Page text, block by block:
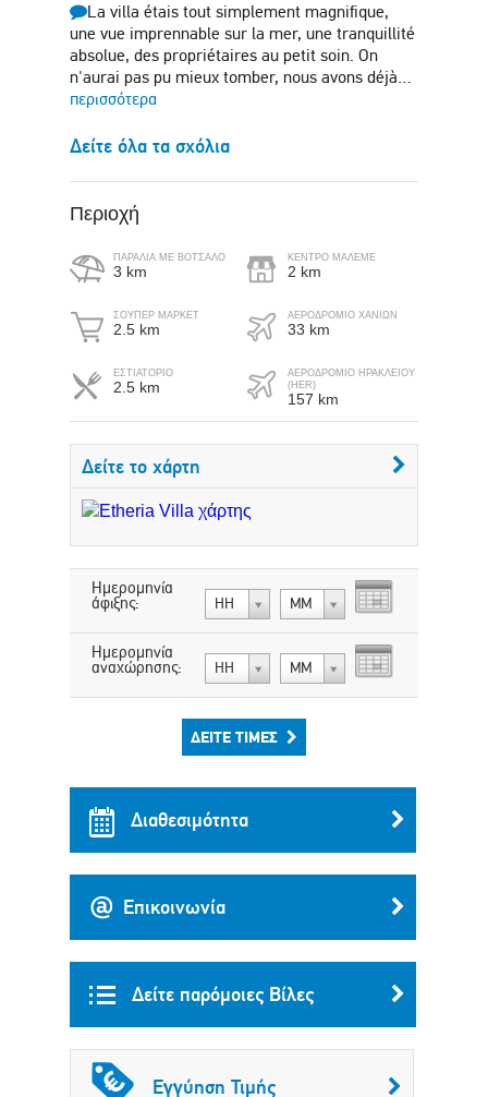
La villa étais tout simplement magnifique,
une vue imprennable sur la mer, une tranquillité
absolue, des propriétaires au petit soin. On
n'aurai pas pu mieux tomber, nous avons déjà…
περισσότερα
Δείτε όλα τα σχόλια
Περιοχή
ΠΑΡΑΛΊΑ ΜΕ ΒΌΤΣΑΛΟ
3 km
ΣΟΎΠΕΡ ΜΆΡΚΕΤ
2.5 km
ΕΣΤΙΑΤΟΡΙΟ
2.5 km
ΚΈΝΤΡΟ ΜΆΛΕΜΕ
2 km
ΑΕΡΟΔΡΟΜΙΟ ΧΑΝΙΩΝ
33 km
ΑΕΡΟΔΡΌΜΙΟ ΗΡΑΚΛΕΊΟΥ
(HER)
157 km
Δείτε το χάρτη
Ημερομηνία
άφιξης: ΗΗ ΜΜ
Ημερομηνία
αναχώρησης: ΗΗ ΜΜ
ΔΕΊΤΕ ΤΙΜΈΣ
Διαθεσιμότητα
Επικοινωνία
Δείτε παρόμοιες Βίλες
Εγγύηση Τιμής